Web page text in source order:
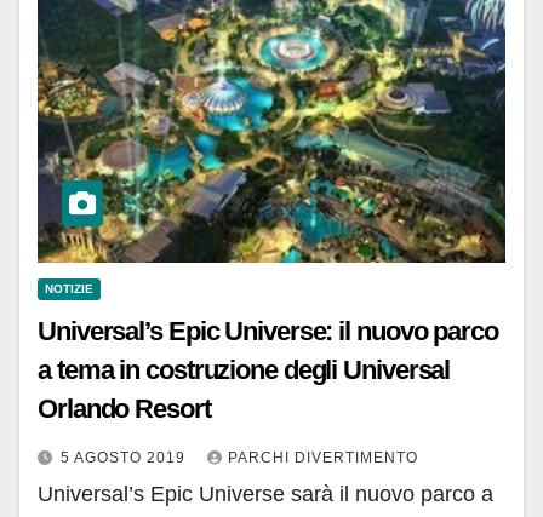
NOTIZIE
Universal’s Epic Universe: il nuovo parco
a tema in costruzione degli Universal
Orlando Resort
5 AGOSTO 2019 PARCHI DIVERTIMENTO
Universal’s Epic Universe sarà il nuovo parco a